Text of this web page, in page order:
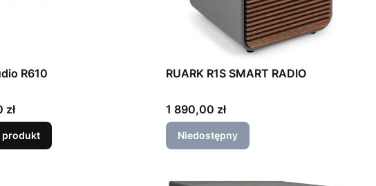
R610
zł
produkt
RUARK R1S SMART RADIO
Cena
1 890,00 zł
Niedostępny